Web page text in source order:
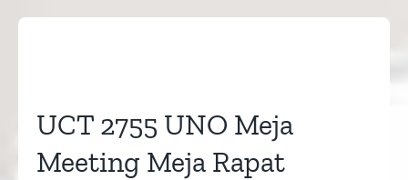
UCT 2755 UNO Meja
Meeting Meja Rapat